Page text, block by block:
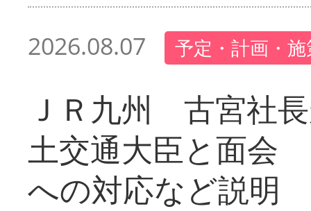
2026.08.07 予定・計画・
ＪＲ九州 古宮社
土交通大臣と面会
への対応など説明